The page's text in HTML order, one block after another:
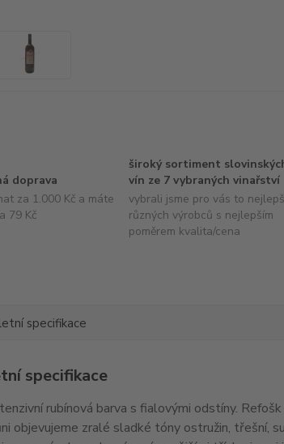
doprava
za 1.000 Kč a máte
79 Kč
široký sortiment
vín ze 7 vybraných vinařství
vybrali jsme pro vás to
různých výrobců s nejlepším
poměrem kvalita/cena
specifikace
specifikace
rubínová barva s fialovými odstíny.
objevujeme zralé sladké tóny ostružin, třešní,